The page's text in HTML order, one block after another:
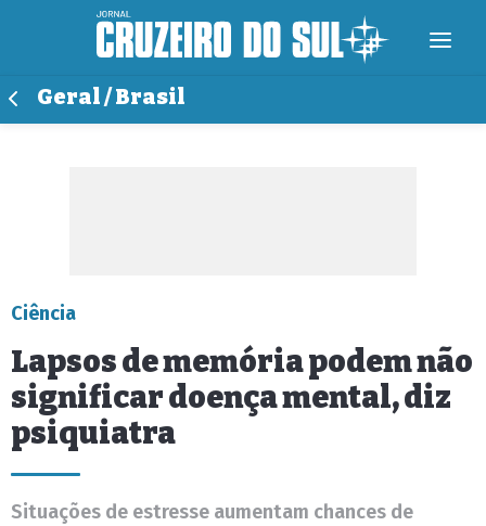
Geral / Brasil
Ciência
Lapsos de memória podem não
significar doença mental, diz
psiquiatra
Situações de estresse aumentam chances de